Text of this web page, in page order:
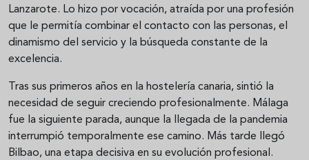
Lanzarote. Lo hizo por vocación, atraída por una profesión
que le permitía combinar el contacto con las personas, el
dinamismo del servicio y la búsqueda constante de la
excelencia.
Tras sus primeros años en la hostelería canaria, sintió la
necesidad de seguir creciendo profesionalmente. Málaga
fue la siguiente parada, aunque la llegada de la pandemia
interrumpió temporalmente ese camino. Más tarde llegó
Bilbao, una etapa decisiva en su evolución profesional.